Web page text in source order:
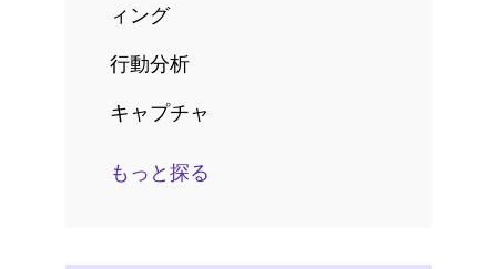
ィング
行動分析
キャプチャ
もっと探る